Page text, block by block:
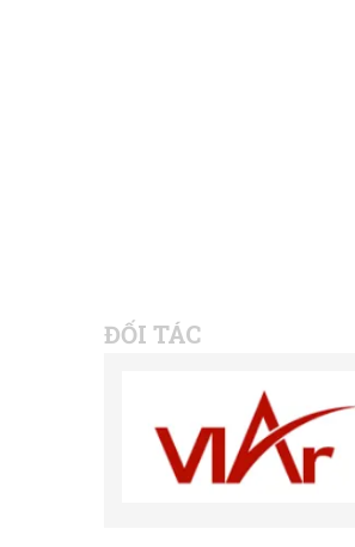
ĐỐI TÁC